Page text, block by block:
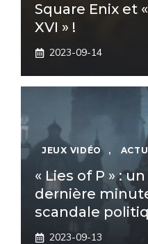
Square Enix et
XVI » !
2023-09-14
JEUX VIDÉO ,
« Lies of P » :
dernière
scandale
2023-09-13